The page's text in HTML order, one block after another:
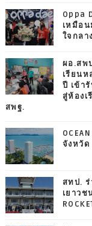
Oppa
เหมือ
ใจกลา
ผอ.สพ
เรียน
ปี เข้า
สู่ห้อง
สพฐ.
จังหวัด
สทป.
เยาวช